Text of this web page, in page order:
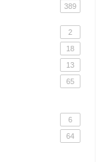
389
2
18
13
65
6
64